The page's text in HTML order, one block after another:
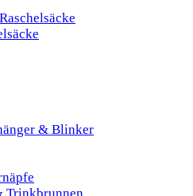
& Blinker
Trinkbrunnen